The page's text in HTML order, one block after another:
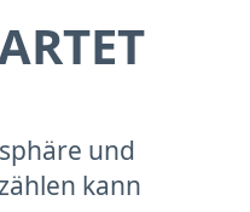
und
kann